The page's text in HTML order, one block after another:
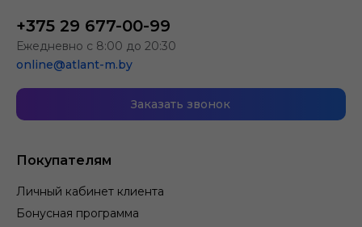
Покупателям
Личный кабинет клиента
Бонусная программа
+375 29 677-00-99
Ежедневно с 8:00 до 20:30
online@atlant-m.by
Заказать звонок